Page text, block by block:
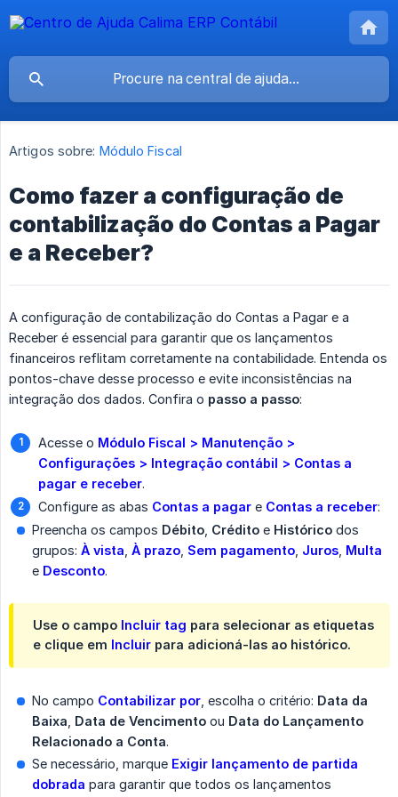
Artigos sobre: Módulo Fiscal
Como fazer a configuração de
contabilização do Contas a Pagar
e a Receber?
A configuração de contabilização do Contas a Pagar e a
Receber é essencial para garantir que os lançamentos
financeiros reflitam corretamente na contabilidade. Entenda os
pontos-chave desse processo e evite inconsistências na
integração dos dados. Confira o passo a passo:
Acesse o Módulo Fiscal > Manutenção >
Configurações > Integração contábil > Contas a
pagar e receber.
Configure as abas Contas a pagar e Contas a receber:
Preencha os campos Débito Crédito e Histórico dos
grupos: À vista À prazo Sem pagamento Juros Multa
e Desconto.
Use o campo Incluir tag para selecionar as etiquetas
e clique em Incluir para adicioná-las ao histórico.
No campo Contabilizar por , escolha o critério: Data da
Baixa Data de Vencimento ou Data do Lançamento
Relacionado a Conta.
Se necessário, marque Exigir lançamento de partida
dobrada para garantir que todos os lançamentos